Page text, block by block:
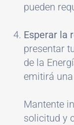
pueden
Esperar la
presentar
de la
emitirá
Mantente
solicitud y